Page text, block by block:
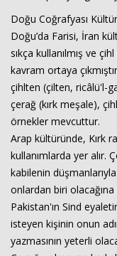
Doğu Coğrafyası
Doğu’da Farisi, İran
sıkça kullanılmış ve
kavram ortaya
çihlten (çilten, ricâlü'l-
çerağ (kırk meşale),
örnekler mevcuttur.
Arap kültüründe, Kırk
kullanımlarda yer alır.
kabilenin
onlardan biri olacağına
Pakistan'ın Sind
isteyen kişinin onun
yazmasının yeterli